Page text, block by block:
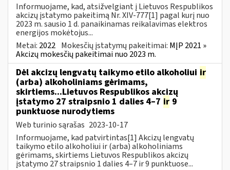
Informuojame, kad, atsižvelgiant į Lietuvos Respublikos
akcizų įstatymo pakeitimą Nr. XIV-777[1] pagal kurį nuo
2023 m. sausio 1 d. panaikinamas reikalavimas elektros
energijos mokėtojus...
Metai: 2022 Mokesčių įstatymų pakeitimai: MĮP 2021 »
Akcizų mokesčių pakeitimai nuo 2023 m.
Dėl akcizų lengvatų taikymo etilo alkoholiui ir
(arba) alkoholiniams gėrimams,
skirtiems...Lietuvos Respublikos akcizų
įstatymo 27 straipsnio 1 dalies 4–7 ir 9
punktuose nurodytiems
Web turinio sąrašas 2023-10-17
Informuojame, kad patvirtintas[1] Akcizų lengvatų
taikymo etilo alkoholiui ir (arba) alkoholiniams
gėrimams, skirtiems Lietuvos Respublikos akcizų
įstatymo 27 straipsnio 1 dalies 4–7 ir 9 punktuose...